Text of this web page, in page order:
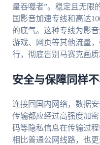
量吞噬者”。稳定且无限
国影音加速专线和高达
的底气。这种专线为影
游戏、网页等其他流量
行，彻底告别马赛克画质
安全与保障同样
连接回国内网络，数据
传输都应经过高强度加
码等隐私信息在传输过
相比普通公网线路，也